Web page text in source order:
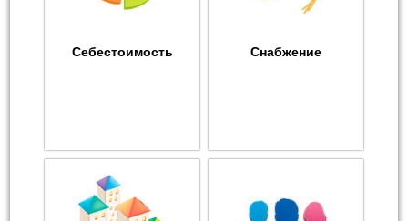
Себестоимость Снабжение